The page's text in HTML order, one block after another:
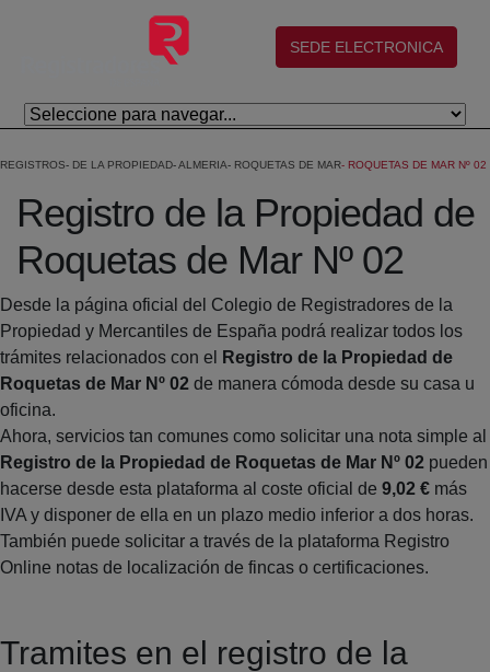
Skip to Main Content
(abre en nueva ventana)
SEDE ELECTRONICA
REGISTROS DE LA PROPIEDAD ALMERIA ROQUETAS DE MAR ROQUETAS DE MAR Nº 02
Registro de la Propiedad de
Roquetas de Mar Nº 02
Desde la página oficial del Colegio de Registradores de la
Propiedad y Mercantiles de España podrá realizar todos los
trámites relacionados con el
Registro de la Propiedad de
Roquetas de Mar Nº 02 de manera cómoda desde su casa u
oficina.
Ahora, servicios tan comunes como solicitar una nota simple al
Registro de la Propiedad de Roquetas de Mar Nº 02 pueden
hacerse desde esta plataforma al coste oficial de 9,02 € más
IVA y disponer de ella en un plazo medio inferior a dos horas.
También puede solicitar a través de la plataforma Registro
Online notas de localización de fincas o certificaciones.
Tramites en el registro de la